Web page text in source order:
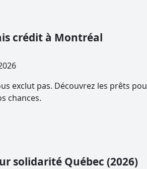
crédit à Montréal
2026
exclut pas. Découvrez les prêts
chances.
solidarité Québec (2026)